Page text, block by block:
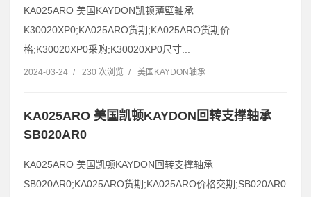
KA025ARO 美国KAYDON凯顿薄壁轴承
K30020XP0;KA025ARO货期;KA025ARO货期价
格;K30020XP0采购;K30020XP0尺寸...
2024-03-24 / 230 次浏览 / 美国KAYDON轴承
KA025ARO 美国凯顿KAYDON回转支撑轴承
SB020AR0
KA025ARO 美国凯顿KAYDON回转支撑轴承
SB020AR0;KA025ARO货期;KA025ARO价格交期;SB020AR0